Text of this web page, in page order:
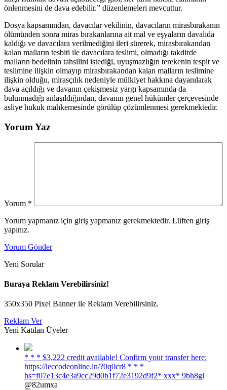
önlenmesini de dava edebilir.” düzenlemeleri mevcuttur.
Dosya kapsamından, davacılar vekilinin, davacıların mirasbırakanın
ölümünden sonra miras bırakanlarına ait mal ve eşyaların davalıda
kaldığı ve davacılara verilmediğini ileri sürerek, mirasbırakandan
kalan malların tesbiti ile davacılara teslimi, olmadığı takdirde
malların bedelinin tahsilini istediği, uyuşmazlığın terekenin tespit ve
teslimine ilişkin olmayıp mirasbırakandan kalan malların teslimine
ilişkin olduğu, mirasçılık nedeniyle mülkiyet hakkına dayanılarak
dava açıldığı ve davanın çekişmesiz yargı kapsamında da
bulunmadığı anlaşıldığından, davanın genel hükümler çerçevesinde
asliye hukuk mahkemesinde görülüp çözümlenmesi gerekmektedir.
Yorum Yaz
Yorum *
Yorum yapmanız için giriş yapmanız gerekmektedir. Lüften giriş
yapınız.
Yorum Gönder
Yeni Sorular
Buraya Reklam Verebilirsiniz!
350x350 Pixel Banner ile Reklam Verebilirsiniz.
Reklam Ver
Yeni Katılan Üyeler
* * * $3,222 credit available! Confirm your transfer here:
https://ieccodeonline.in/?0q0cr8 * * *
hs=f07e13c4e3a9cc29d0b1f72e3192d9f2* ххх* 9bh8gl
@82umxa